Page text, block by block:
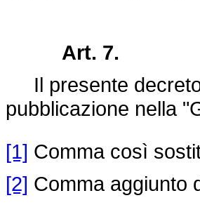
Art. 7.
Il presente decreto
pubblicazione nella
[1] Comma così
[2] Comma aggiunto